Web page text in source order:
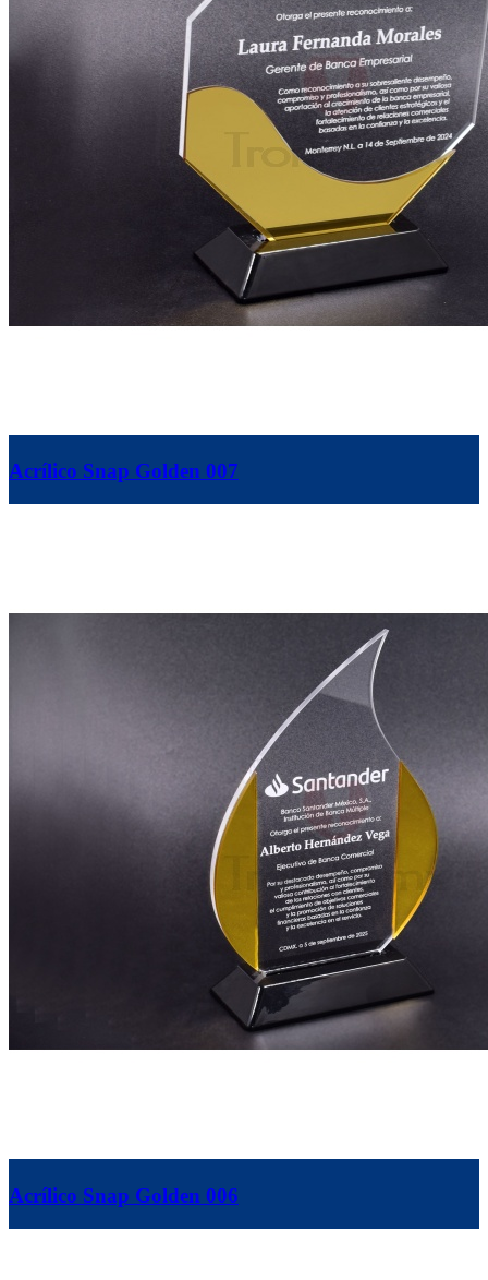
Acrílico Snap Golden 007
Acrílico Snap Golden 006